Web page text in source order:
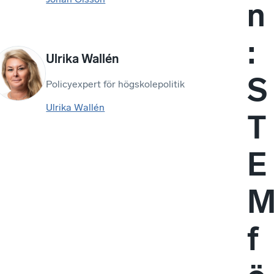
n
:
S
T
E
f
Ulrika Wallén
Policyexpert för högskolepolitik
Ulrika Wallén